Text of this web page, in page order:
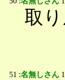
取
51 :名無しさん